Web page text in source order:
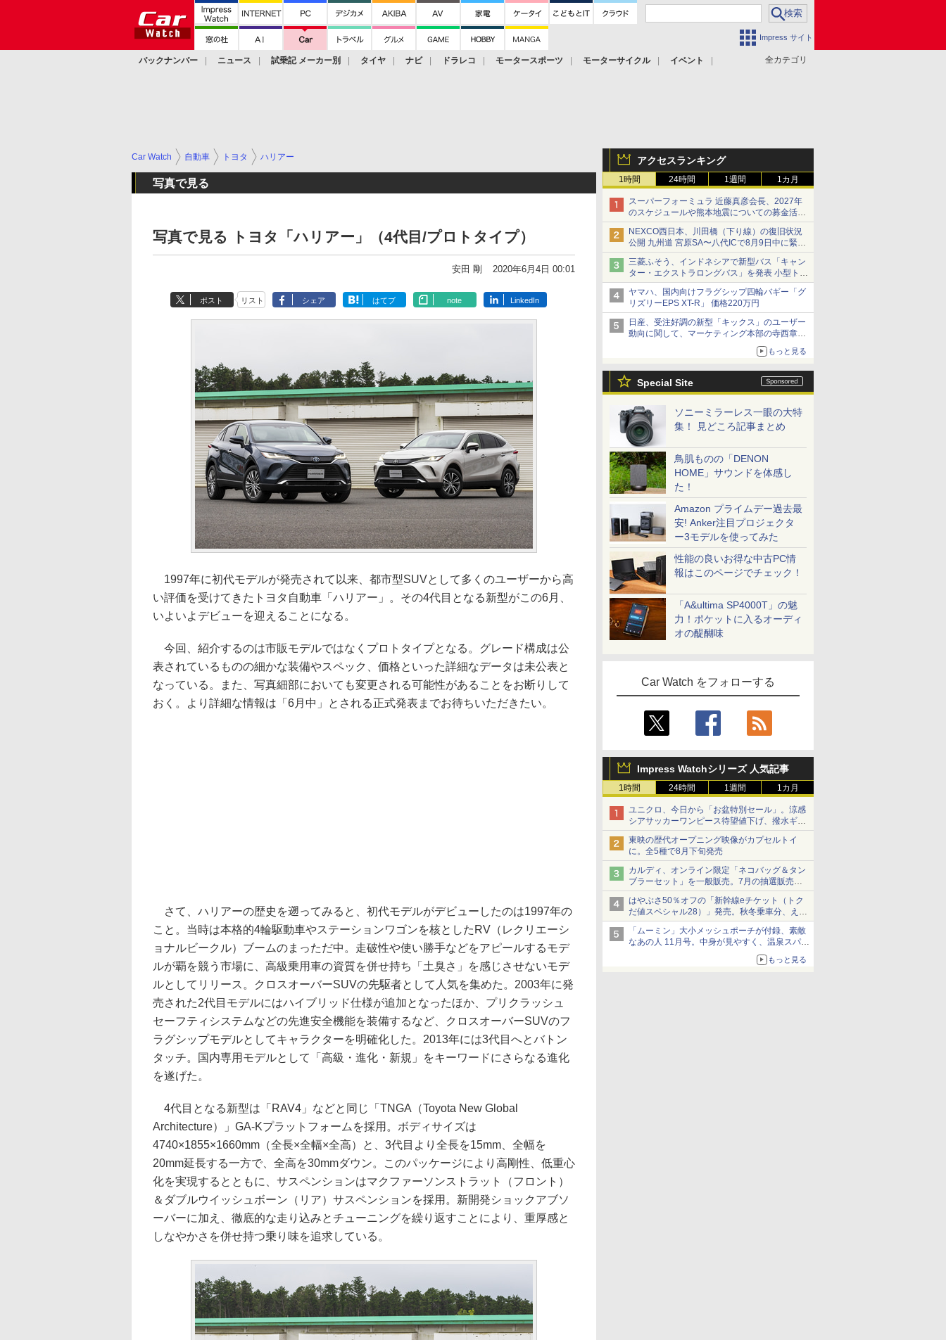
Impress サイト
全カテゴリ
バックナンバー ニュース 試乗記 メーカー別 タイヤ ナビ ドラレコ モータースポーツ モーターサイクル
イベント
アクセスランキング
1時間 24時間 1週間 1カ月
スーパーフォーミュラ 近藤真彦会長、2027年
のスケジュールや熊本地震についての募金活動
を紹介
NEXCO西日本、川田橋（下り線）の復旧状況
公開 九州道 宮原SA〜八代ICで8月9日中に緊急
車両を通行可能に
三菱ふそう、インドネシアで新型バス「キャン
ター・エクストラロングバス」を発表 小型トラ
ックベースの観光・旅客輸送向けバス
ヤマハ、国内向けフラグシップ四輪バギー「グ
リズリーEPS XT-R」 価格220万円
日産、受注好調の新型「キックス」のユーザー
動向に関して、マーケティング本部の寺西章氏
もっと見る
Special Site
ソニーミラーレス一眼の大特
集！ 見どころ記事まとめ
鳥肌ものの「DENON
HOME」サウンドを体感し
た！
Amazon プライムデー過去最
安! Anker注目プロジェクタ
ー3モデルを使ってみた
性能の良いお得な中古PC情
報はこのページでチェック！
「A&ultima SP4000T」の魅
力！ポケットに入るオーディ
オの醍醐味
Car Watch をフォローする
Impress Watchシリーズ 人気記事
1時間 24時間 1週間 1カ月
ユニクロ、今日から「お盆特別セール」。涼感
シアサッカーワンピース待望値下げ、撥水ギア
ショーツは1990円に
東映の歴代オープニング映像がカプセルトイ
に。全5種で8月下旬発売
カルディ、オンライン限定「ネコバッグ＆タン
ブラーセット」を一般販売。7月の抽選販売の
当選無効分
はやぶさ50％オフの「新幹線eチケット（トク
だ値スペシャル28）」発売。秋冬乗車分、えき
ねっと限定
「ムーミン」大小メッシュポーチが付録、素敵
なあの人 11月号。中身が見やすく、温泉スパに
もっと見る
Car Watch 自動車 トヨタ ハリアー
写真で見る
写真で見る トヨタ「ハリアー」（4代目/プロトタイプ）
安田 剛 2020年6月4日 00:01
ポスト リスト シェア はてブ note LinkedIn
1997年に初代モデルが発売されて以来、都市型SUVとして多くのユーザーから高
い評価を受けてきたトヨタ自動車「ハリアー」。その4代目となる新型がこの6月、
いよいよデビューを迎えることになる。
今回、紹介するのは市販モデルではなくプロトタイプとなる。グレード構成は公
表されているものの細かな装備やスペック、価格といった詳細なデータは未公表と
なっている。また、写真細部においても変更される可能性があることをお断りして
おく。より詳細な情報は「6月中」とされる正式発表までお待ちいただきたい。
さて、ハリアーの歴史を遡ってみると、初代モデルがデビューしたのは1997年の
こと。当時は本格的4輪駆動車やステーションワゴンを核としたRV（レクリエーシ
ョナルビークル）ブームのまっただ中。走破性や使い勝手などをアピールするモデ
ルが覇を競う市場に、高級乗用車の資質を併せ持ち「土臭さ」を感じさせないモデ
ルとしてリリース。クロスオーバーSUVの先駆者として人気を集めた。2003年に発
売された2代目モデルにはハイブリッド仕様が追加となったほか、プリクラッシュ
セーフティシステムなどの先進安全機能を装備するなど、クロスオーバーSUVのフ
ラグシップモデルとしてキャラクターを明確化した。2013年には3代目へとバトン
タッチ。国内専用モデルとして「高級・進化・新規」をキーワードにさらなる進化
を遂げた。
4代目となる新型は「RAV4」などと同じ「TNGA（Toyota New Global
Architecture）」GA-Kプラットフォームを採用。ボディサイズは
4740×1855×1660mm（全長×全幅×全高）と、3代目より全長を15mm、全幅を
20mm延長する一方で、全高を30mmダウン。このパッケージにより高剛性、低重心
化を実現するとともに、サスペンションはマクファーソンストラット（フロント）
＆ダブルウイッシュボーン（リア）サスペンションを採用。新開発ショックアブソ
ーバーに加え、徹底的な走り込みとチューニングを繰り返すことにより、重厚感と
しなやかさを併せ持つ乗り味を追求している。